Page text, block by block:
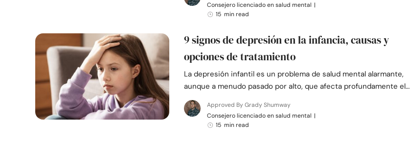
Consejero licenciado en salud mental |
15 min read
9 signos de depresión en la infancia, causas y
opciones de tratamiento
La depresión infantil es un problema de salud mental alarmante,
aunque a menudo pasado por alto, que afecta profundamente el…
Approved By Grady Shumway
Consejero licenciado en salud mental |
15 min read